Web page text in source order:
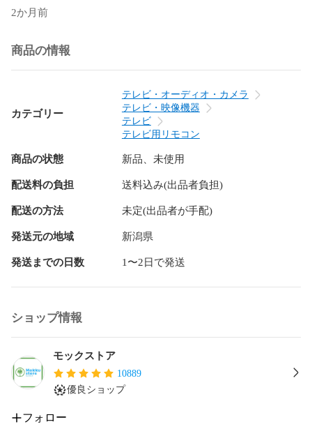
【接続方式】赤外線
【電池の説明】アルカリ単四電池
★発送方法
●ネコポスでお送りします
【対応リモコン】
【対応テレビ】
UN-15TDX7
UN-15TX7
UN-15LD11
UN-15CTD10
UN-15TD8
UN-15CTD8
UN-19Z1
UN-15TD7
UN-15TD6
UN-10TD6
UN-10D6
2か月前
商品の情報
カテゴリー
テレビ・オーディオ・カメラ
テレビ・映像機器
テレビ
テレビ用リモコン
商品の状態 新品、未使用
配送料の負担 送料込み(出品者負担)
配送の方法 未定(出品者が手配)
発送元の地域 新潟県
発送までの日数 1〜2日で発送
ショップ情報
モックストア
10889
優良ショップ
フォロー